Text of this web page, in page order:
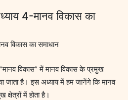
4-मानव विकास का
विकास का समाधान
विकास” में मानव विकास के प्रमुख
जाता है। इस अध्याय में हम जानेंगे कि मानव
क्षेत्रों में होता है।